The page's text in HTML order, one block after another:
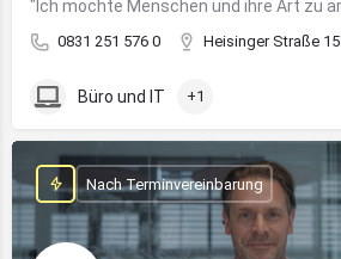
0831 251 576 0 Heisinger Straße 15
Büro und IT +1
Nach Terminvereinbarung